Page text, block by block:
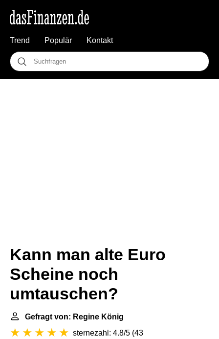
Trend Populär Kontakt
Kann man alte Euro
Scheine noch
umtauschen?
Gefragt von: Regine König
sternezahl: 4.8/5 (43